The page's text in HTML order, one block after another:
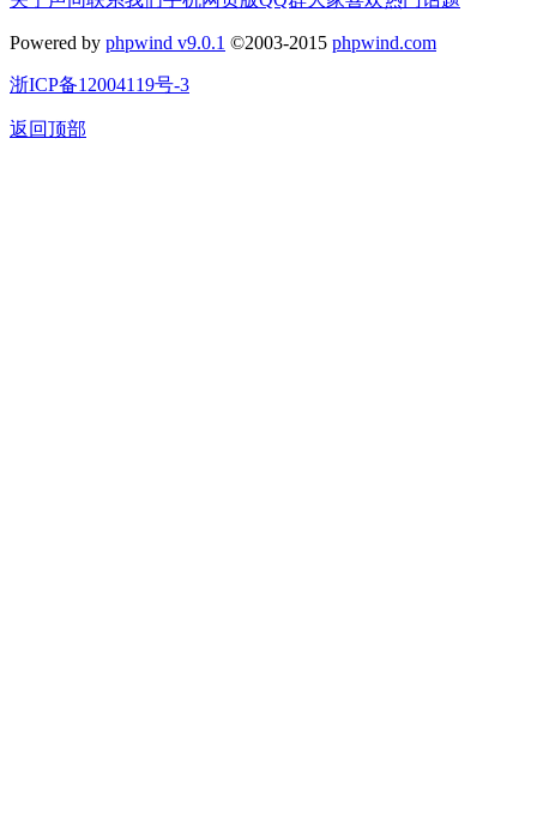
Powered by phpwind v9.0.1 ©2003-2015 phpwind.com
浙ICP备12004119号-3
返回顶部